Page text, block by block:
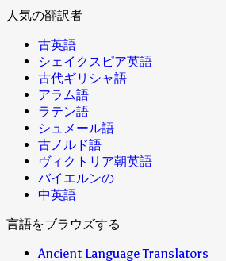
人気の翻訳者
古英語
シェイクスピア英語
古代ギリシャ語
アラム語
ラテン語
シュメール語
古ノルド語
ヴィクトリア朝英語
バイエルンの
中英語
言語をブラウズする
Ancient Language Translators